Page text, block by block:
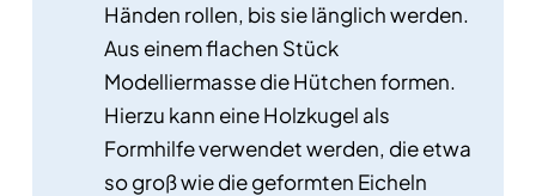
Händen rollen, bis sie länglich werden.
Aus einem flachen Stück
Modelliermasse die Hütchen formen.
Hierzu kann eine Holzkugel als
Formhilfe verwendet werden, die etwa
so groß wie die geformten Eicheln